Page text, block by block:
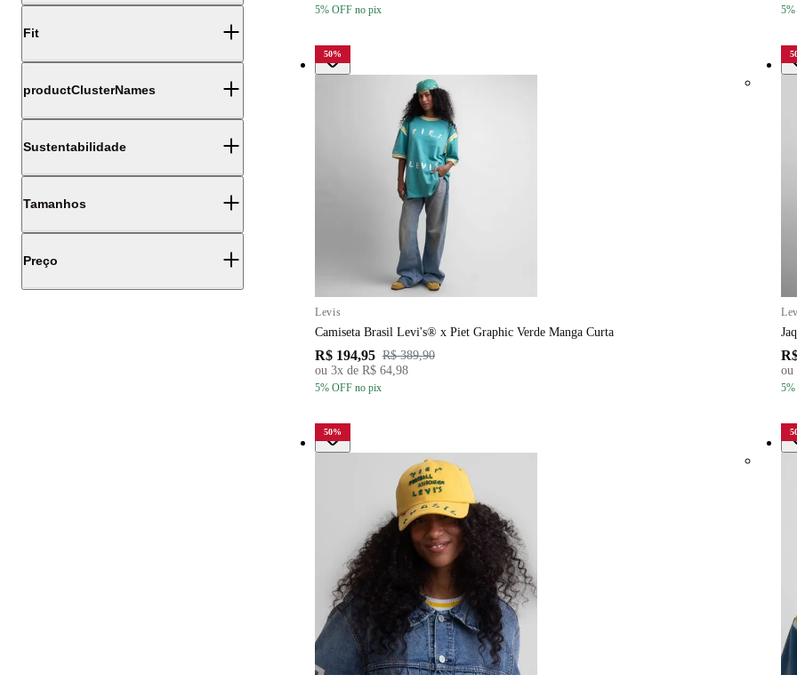
Fit
productClusterNames
Sustentabilidade
Tamanhos
Preço
5% OFF no pix 5
50%
Levis
Camiseta Brasil Levi's® x Piet Graphic Verde Manga Curta
R$ 194,95 R$ 389,90
ou 3x de R$ 64,98
5% OFF no pix
ou
5
50%